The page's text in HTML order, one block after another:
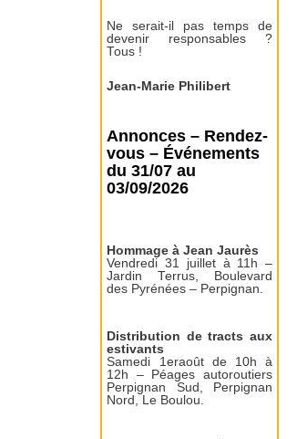
Ne serait-il pas temps de
devenir responsables ?
Tous !
Jean-Marie Philibert
Annonces – Rendez-
vous – Événements
du 31/07 au
03/09/2026
Hommage à Jean Jaurès
Vendredi 31 juillet à 11h –
Jardin Terrus, Boulevard
des Pyrénées – Perpignan.
Distribution de tracts aux
estivants
Samedi 1eraoût de 10h à
12h – Péages autoroutiers
Perpignan Sud, Perpignan
Nord, Le Boulou.